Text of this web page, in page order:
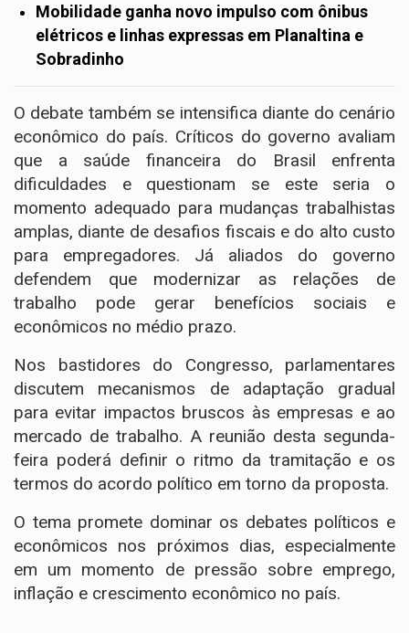
Mobilidade ganha novo impulso com ônibus
elétricos e linhas expressas em Planaltina e
Sobradinho
O debate também se intensifica diante do cenário
econômico do país. Críticos do governo avaliam
que a saúde financeira do Brasil enfrenta
dificuldades e questionam se este seria o
momento adequado para mudanças trabalhistas
amplas, diante de desafios fiscais e do alto custo
para empregadores. Já aliados do governo
defendem que modernizar as relações de
trabalho pode gerar benefícios sociais e
econômicos no médio prazo.
Nos bastidores do Congresso, parlamentares
discutem mecanismos de adaptação gradual
para evitar impactos bruscos às empresas e ao
mercado de trabalho. A reunião desta segunda-
feira poderá definir o ritmo da tramitação e os
termos do acordo político em torno da proposta.
O tema promete dominar os debates políticos e
econômicos nos próximos dias, especialmente
em um momento de pressão sobre emprego,
inflação e crescimento econômico no país.